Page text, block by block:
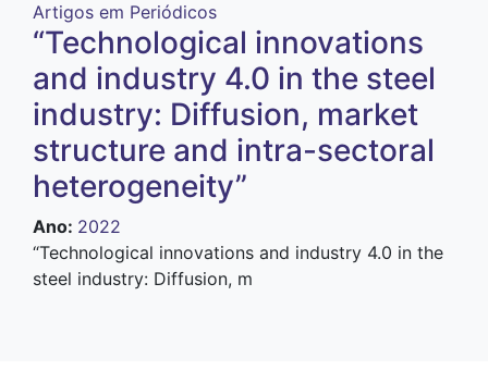
Artigos em Periódicos
“Technological innovations
and industry 4.0 in the steel
industry: Diffusion, market
structure and intra-sectoral
heterogeneity”
Ano: 2022
“Technological innovations and industry 4.0 in the
steel industry: Diffusion, m